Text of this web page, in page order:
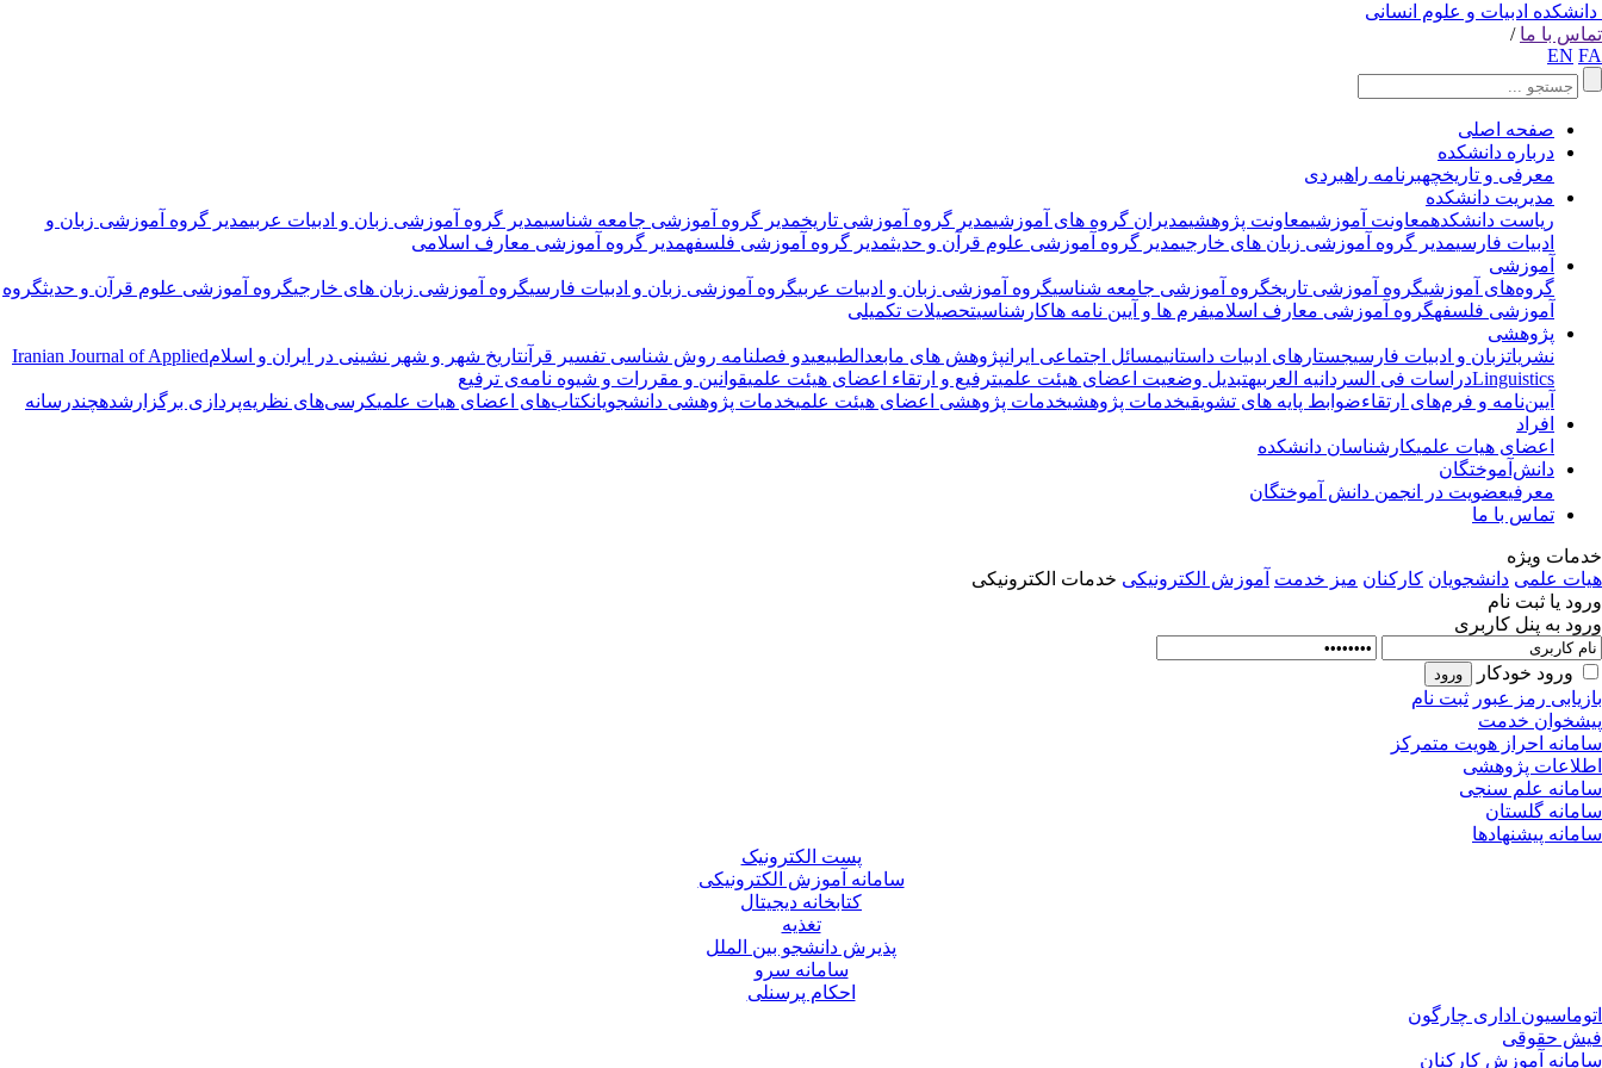
دانشکده ادبیات و علوم انسانی
تماس با ما /
EN FA
صفحه اصلی
درباره دانشکده
معرفی و تاریخچهبرنامه راهبردی
مدیریت دانشکده
ریاست دانشکدهمعاونت آموزشیمعاونت پژوهشیمدیران گروه های آموزشیمدیر گروه آموزشی تاریخمدیر گروه آموزشی جامعه شناسیمدیر گروه آموزشی زبان و ادبیات عربیمدیر گروه آموزشی زبان و
ادبیات فارسیمدیر گروه آموزشی زبان های خارجیمدیر گروه آموزشی علوم قرآن و حدیثمدیر گروه آموزشی فلسفهمدیر گروه آموزشی معارف اسلامی
آموزشی
گروه‌های آموزشیگروه آموزشی تاریخگروه آموزشی جامعه شناسیگروه آموزشی زبان و ادبیات عربیگروه آموزشی زبان و ادبیات فارسیگروه آموزشی زبان های خارجیگروه آموزشی علوم قرآن و حدیثگروه
آموزشی فلسفهگروه آموزشی معارف اسلامیفرم ها و آیین نامه هاکارشناسیتحصیلات تکمیلی
پژوهشی
نشریاتزبان و ادبیات فارسیجستارهای ادبیات داستانیمسائل اجتماعی ایرانپژوهش های مابعدالطبیعیدو فصلنامه روش شناسی تفسیر قرآنتاریخ شهر و شهر نشینی در ایران و اسلامIranian Journal of Applied
Linguisticsدراسات فی السردانیه العربیهتبدیل وضعیت اعضای هیئت علمیترفیع و ارتقاء اعضای هیئت علمیقوانین و مقررات و شیوه نامه‌ی ترفیع
آیین‌نامه و فرم‌های ارتقاءضوابط پایه های تشویقیخدمات پژوهشیخدمات پژوهشی اعضای هیئت علمیخدمات پژوهشی دانشجویانکتاب‌های اعضای هیات علمیکرسی‌های نظریه‌پردازی برگزارشدهچندرسانه
افراد
اعضای هیات علمیکارشناسان دانشکده
دانش‌آموختگان
معرفیعضویت در انجمن دانش آموختگان
تماس با ما
خدمات ویژه
هیات علمی دانشجویان کارکنان میز خدمت آموزش الکترونیکی خدمات الکترونیکی
ورود یا ثبت نام
ورود به پنل کاربری
ورود خودکار
بازیابی رمز عبور ثبت نام
پیشخوان خدمت
سامانه احراز هویت متمرکز
اطلاعات پژوهشی
سامانه علم سنجی
سامانه گلستان
سامانه پیشنهادها
پست الکترونیک
سامانه آموزش الکترونیکی
کتابخانه دیجیتال
تغذیه
پذیرش دانشجو بین الملل
سامانه سرو
احکام پرسنلی
اتوماسیون اداری چارگون
فیش حقوقی
سامانه آموزش کارکنان